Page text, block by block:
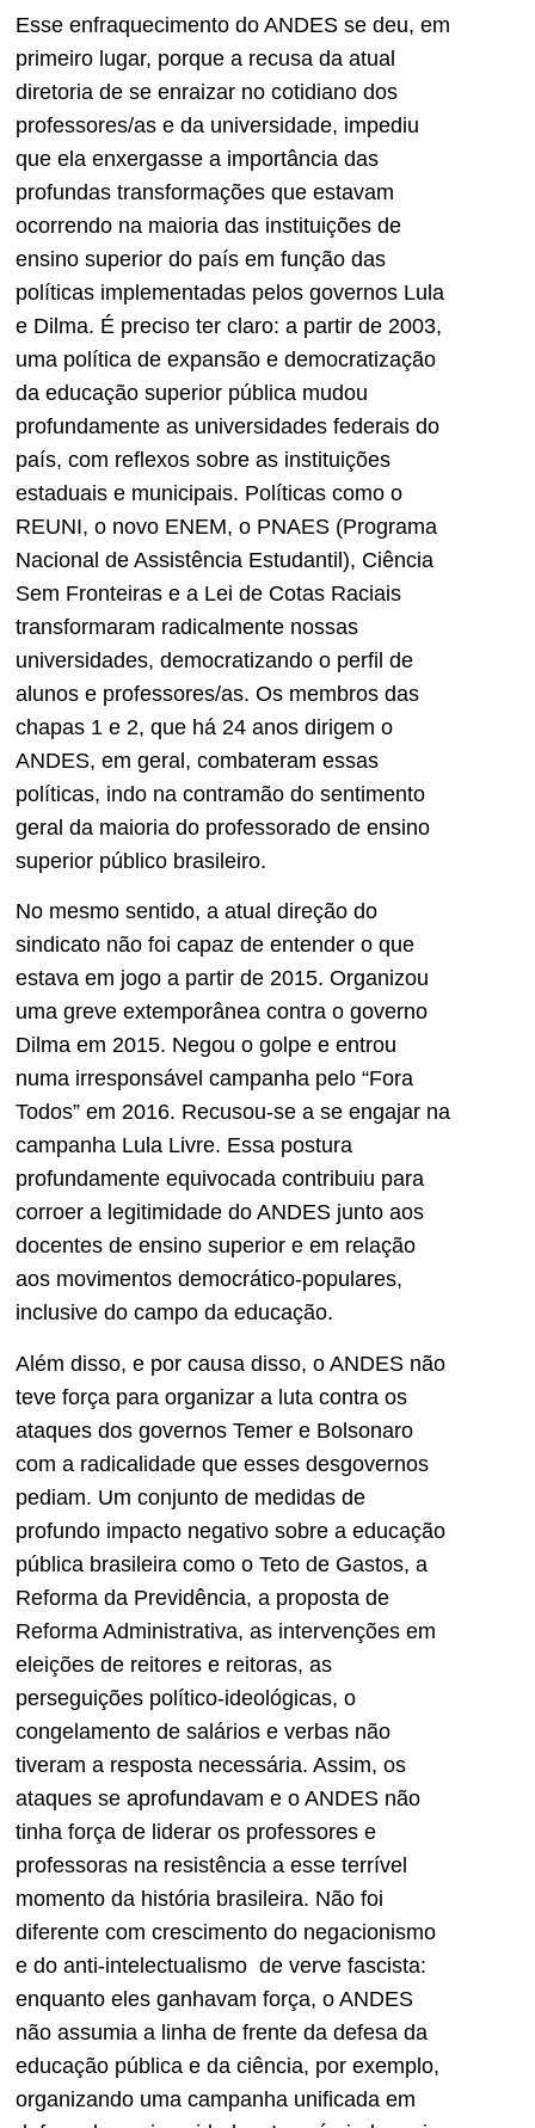
Esse enfraquecimento do ANDES se deu, em
primeiro lugar, porque a recusa da atual
diretoria de se enraizar no cotidiano dos
professores/as e da universidade, impediu
que ela enxergasse a importância das
profundas transformações que estavam
ocorrendo na maioria das instituições de
ensino superior do país em função das
políticas implementadas pelos governos Lula
e Dilma. É preciso ter claro: a partir de 2003,
uma política de expansão e democratização
da educação superior pública mudou
profundamente as universidades federais do
país, com reflexos sobre as instituições
estaduais e municipais. Políticas como o
REUNI, o novo ENEM, o PNAES (Programa
Nacional de Assistência Estudantil), Ciência
Sem Fronteiras e a Lei de Cotas Raciais
transformaram radicalmente nossas
universidades, democratizando o perfil de
alunos e professores/as. Os membros das
chapas 1 e 2, que há 24 anos dirigem o
ANDES, em geral, combateram essas
políticas, indo na contramão do sentimento
geral da maioria do professorado de ensino
superior público brasileiro.
No mesmo sentido, a atual direção do
sindicato não foi capaz de entender o que
estava em jogo a partir de 2015. Organizou
uma greve extemporânea contra o governo
Dilma em 2015. Negou o golpe e entrou
numa irresponsável campanha pelo “Fora
Todos” em 2016. Recusou-se a se engajar na
campanha Lula Livre. Essa postura
profundamente equivocada contribuiu para
corroer a legitimidade do ANDES junto aos
docentes de ensino superior e em relação
aos movimentos democrático-populares,
inclusive do campo da educação.
Além disso, e por causa disso, o ANDES não
teve força para organizar a luta contra os
ataques dos governos Temer e Bolsonaro
com a radicalidade que esses desgovernos
pediam. Um conjunto de medidas de
profundo impacto negativo sobre a educação
pública brasileira como o Teto de Gastos, a
Reforma da Previdência, a proposta de
Reforma Administrativa, as intervenções em
eleições de reitores e reitoras, as
perseguições político-ideológicas, o
congelamento de salários e verbas não
tiveram a resposta necessária. Assim, os
ataques se aprofundavam e o ANDES não
tinha força de liderar os professores e
professoras na resistência a esse terrível
momento da história brasileira. Não foi
diferente com crescimento do negacionismo
e do anti-intelectualismo de verve fascista:
enquanto eles ganhavam força, o ANDES
não assumia a linha de frente da defesa da
educação pública e da ciência, por exemplo,
organizando uma campanha unificada em